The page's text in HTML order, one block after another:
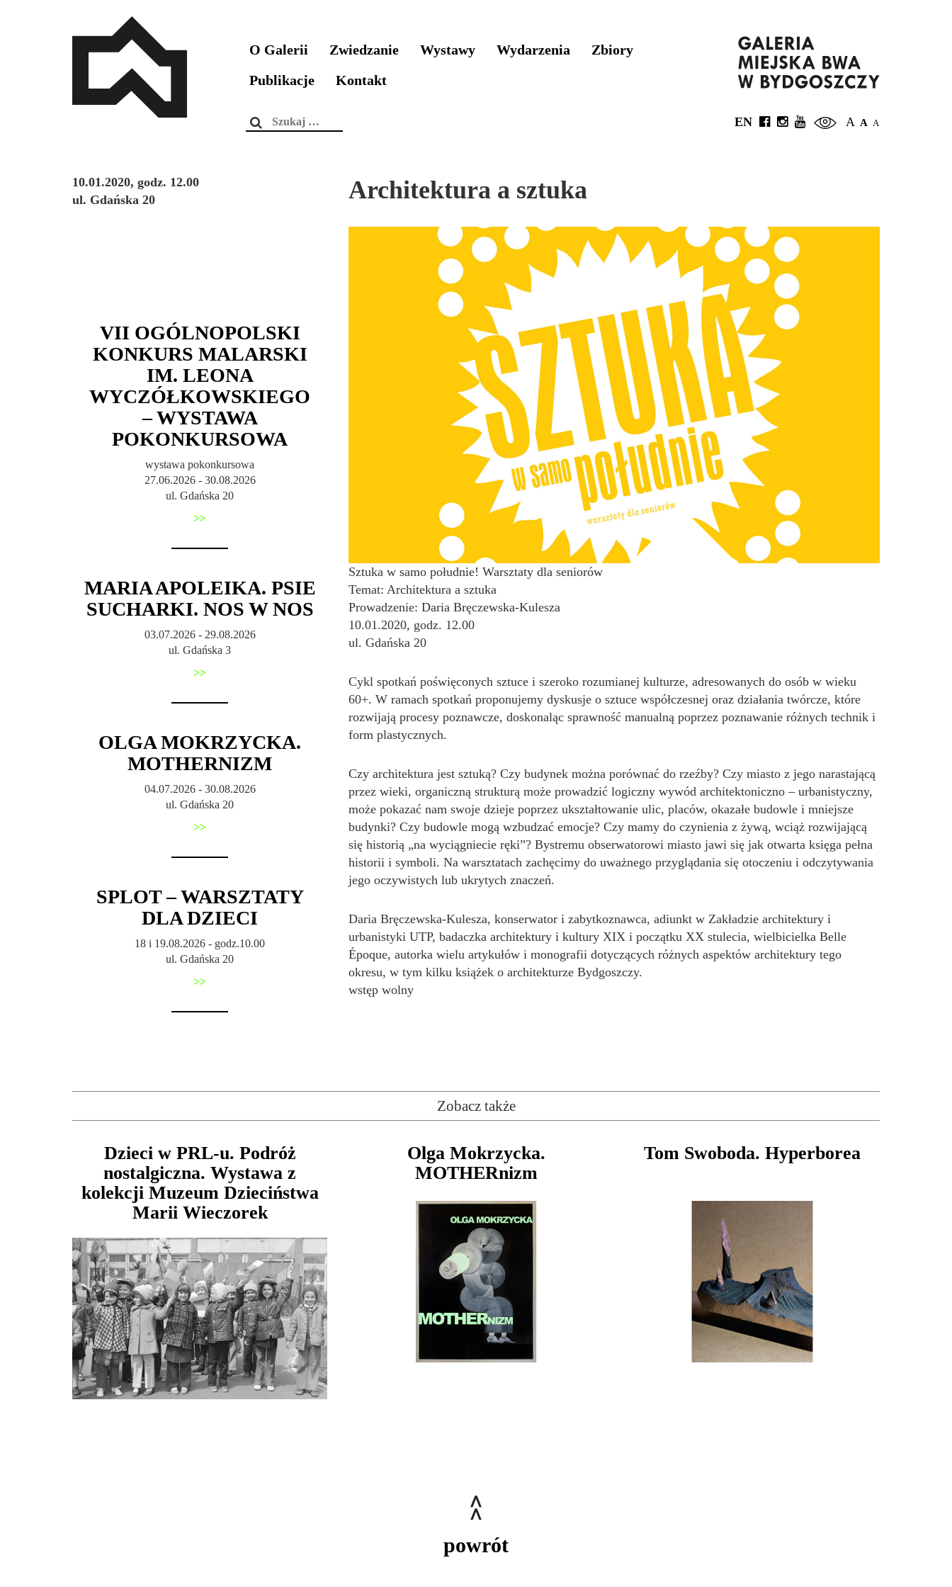
O Galerii Zwiedzanie Wystawy Wydarzenia
Zbiory
Publikacje
Kontakt
Szukaj: A A A
EN
10.01.2020, godz. 12.00
ul. Gdańska 20
VII OGÓLNOPOLSKI
KONKURS MALARSKI
IM. LEONA
WYCZÓŁKOWSKIEGO
– WYSTAWA
POKONKURSOWA
wystawa pokonkursowa
27.06.2026 - 30.08.2026
ul. Gdańska 20
>>
MARIA APOLEIKA. PSIE
SUCHARKI. NOS W NOS
03.07.2026 - 29.08.2026
ul. Gdańska 3
>>
OLGA MOKRZYCKA.
MOTHERNIZM
04.07.2026 - 30.08.2026
ul. Gdańska 20
>>
SPLOT – WARSZTATY
DLA DZIECI
18 i 19.08.2026 - godz.10.00
ul. Gdańska 20
>>
Architektura a sztuka
Sztuka w samo południe! Warsztaty dla seniorów
Temat: Architektura a sztuka
Prowadzenie: Daria Bręczewska-Kulesza
10.01.2020, godz. 12.00
ul. Gdańska 20
Cykl spotkań poświęconych sztuce i szeroko rozumianej kulturze, adresowanych do osób w wieku
60+. W ramach spotkań proponujemy dyskusje o sztuce współczesnej oraz działania twórcze, które
rozwijają procesy poznawcze, doskonaląc sprawność manualną poprzez poznawanie różnych technik i
form plastycznych.
Czy architektura jest sztuką? Czy budynek można porównać do rzeźby? Czy miasto z jego narastającą
przez wieki, organiczną strukturą może prowadzić logiczny wywód architektoniczno – urbanistyczny,
może pokazać nam swoje dzieje poprzez ukształtowanie ulic, placów, okazałe budowle i mniejsze
budynki? Czy budowle mogą wzbudzać emocje? Czy mamy do czynienia z żywą, wciąż rozwijającą
się historią „na wyciągniecie ręki”? Bystremu obserwatorowi miasto jawi się jak otwarta księga pełna
historii i symboli. Na warsztatach zachęcimy do uważnego przyglądania się otoczeniu i odczytywania
jego oczywistych lub ukrytych znaczeń.
Daria Bręczewska-Kulesza, konserwator i zabytkoznawca, adiunkt w Zakładzie architektury i
urbanistyki UTP, badaczka architektury i kultury XIX i początku XX stulecia, wielbicielka Belle
Époque, autorka wielu artykułów i monografii dotyczących różnych aspektów architektury tego
okresu, w tym kilku książek o architekturze Bydgoszczy.
wstęp wolny
Zobacz także
Dzieci w PRL-u. Podróż
nostalgiczna. Wystawa z
kolekcji Muzeum Dzieciństwa
Marii Wieczorek
Olga Mokrzycka.
MOTHERnizm
Tom Swoboda. Hyperborea
powrót